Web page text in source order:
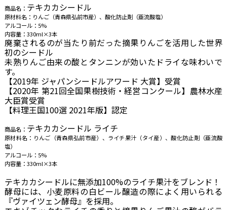
商品名： テキカカシードル
原材料名：りんご（青森県弘前市産）、酸化防止剤（亜流酸塩）
アルコール：5%
内容量：330ml×3本
廃棄されるのが当たり前だった摘果りんごを活用した世界
初のシードル
未熟りんご由来の酸とタンニンが効いたドライな味わいで
す。
【2019年 ジャパンシードルアワード 大賞】受賞
【2020年 第21回全国果樹技術・経営コンクール】農林水産
大臣賞受賞
【料理王国100選 2021年版】認定
商品名： テキカカシードル ライチ
原材料名：りんご（青森県弘前市産）、ライチ果汁（タイ産）、酸化防止剤（亜流酸
塩）
アルコール：5%
内容量：330ml×3本
テキカカシードルに無添加100%のライチ果汁をブレンド！
酵母には、小麦原料の白ビール醸造の際によく用いられる
『ヴァイツェン酵母』を採用。